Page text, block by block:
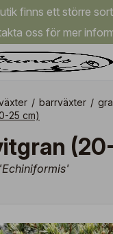
finns ett större
oss för mer
/ barrväxter /
25 cm)